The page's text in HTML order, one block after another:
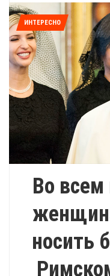
ИНТЕРЕСНО
Во всем
носить